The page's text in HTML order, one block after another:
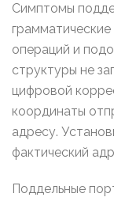
Симптомы
операций и
структуры не
цифровой
координаты
адресу.
фактический
Поддельные